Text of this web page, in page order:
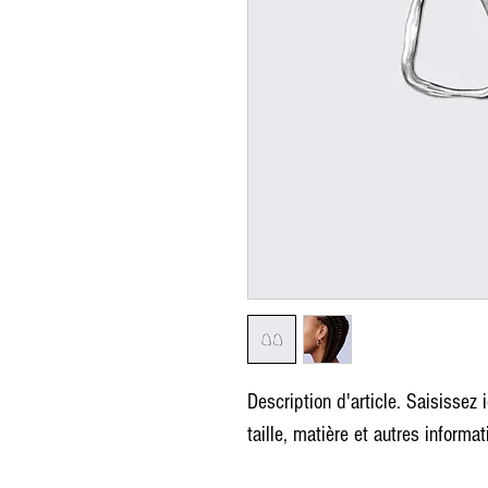
Description d'article.
taille, matière et autres